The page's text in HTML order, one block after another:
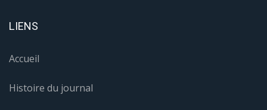
LIENS
Accueil
Histoire du journal